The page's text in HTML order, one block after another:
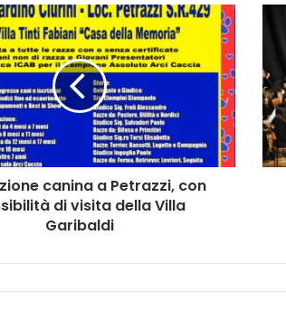
canina a Petrazzi, con
di visita della Villa
Garibaldi
o
l
i
,
a
l
a